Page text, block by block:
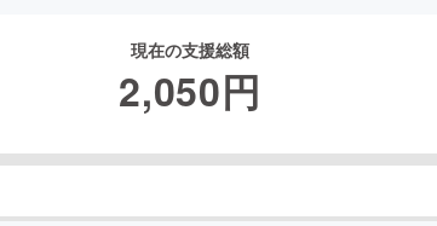
現在の支援総額
2,050円